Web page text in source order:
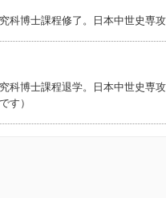
科博士課程修了。日本中世史専
科博士課程退学。日本中世史専
す）